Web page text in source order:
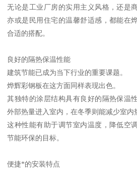
无论是工业厂房的实用主义风格，还是
亦或是民用住宅的温馨舒适感，都能在
合适的搭配。
良好的隔热保温性能
建筑节能已成为当下行业的重要课题。
烨辉彩钢板在这方面同样表现出色。
其独特的涂层结构具有良好的隔热保温
外部热量进入室内，在冬季则能减少室内
这种性能有助于调节室内温度，降低空
节能环保的目标。
便捷*的安装特点